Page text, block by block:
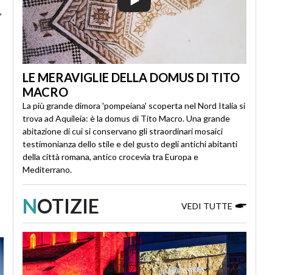
LE MERAVIGLIE DELLA DOMUS DI TITO
MACRO
La più grande dimora 'pompeiana' scoperta nel Nord Italia si
trova ad Aquileia: è la domus di Tito Macro. Una grande
abitazione di cui si conservano gli straordinari mosaici
testimonianza dello stile e del gusto degli antichi abitanti
della città romana, antico crocevia tra Europa e
Mediterrano.
NOTIZIE VEDI TUTTE